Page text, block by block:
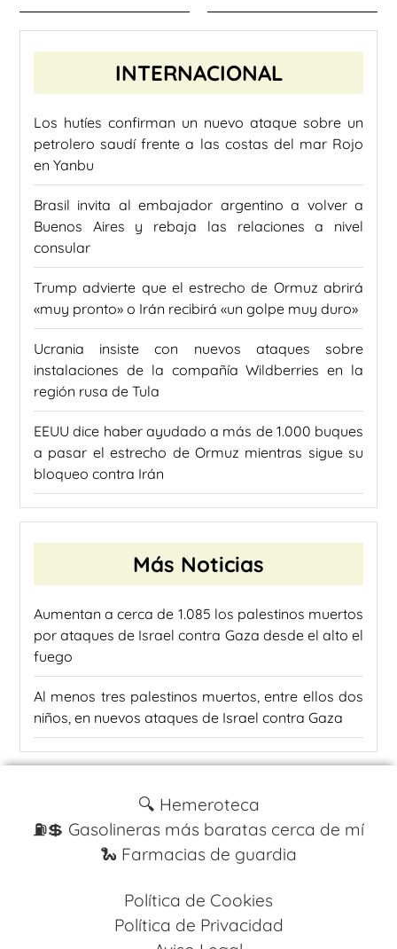
INTERNACIONAL
Los hutíes confirman un nuevo ataque sobre un
petrolero saudí frente a las costas del mar Rojo
en Yanbu
Brasil invita al embajador argentino a volver a
Buenos Aires y rebaja las relaciones a nivel
consular
Trump advierte que el estrecho de Ormuz abrirá
«muy pronto» o Irán recibirá «un golpe muy duro»
Ucrania insiste con nuevos ataques sobre
instalaciones de la compañía Wildberries en la
región rusa de Tula
EEUU dice haber ayudado a más de 1.000 buques
a pasar el estrecho de Ormuz mientras sigue su
bloqueo contra Irán
Más Noticias
Aumentan a cerca de 1.085 los palestinos muertos
por ataques de Israel contra Gaza desde el alto el
fuego
Al menos tres palestinos muertos, entre ellos dos
niños, en nuevos ataques de Israel contra Gaza
🔍 Hemeroteca
⛽️💲 Gasolineras más baratas cerca de mí
🐍 Farmacias de guardia
Política de Cookies
Política de Privacidad